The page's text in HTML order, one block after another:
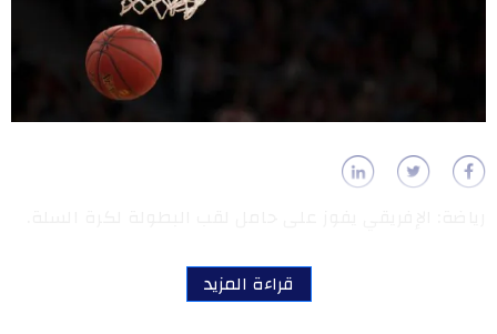
قراءة المزيد